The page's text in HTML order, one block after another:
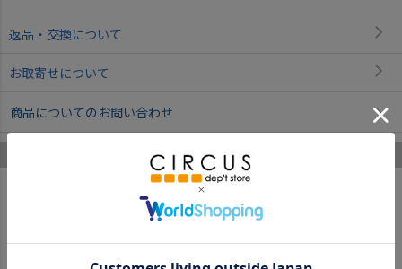
返品・交換について
お取寄せについて
商品についてのお問い合わせ
ニューエラ のあなたへのおすすめ
2